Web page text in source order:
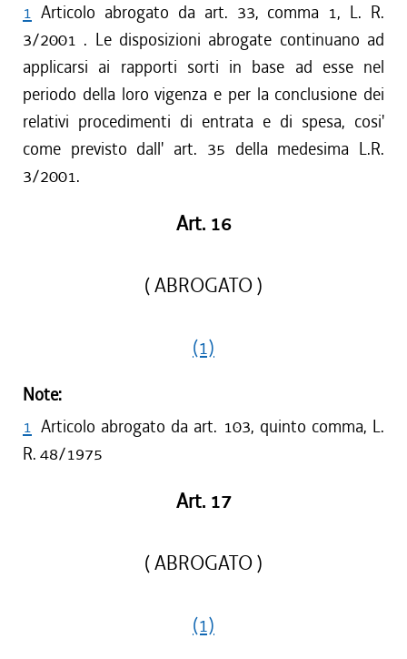
1 Articolo abrogato da art. 33, comma 1, L. R.
3/2001 . Le disposizioni abrogate continuano ad
applicarsi ai rapporti sorti in base ad esse nel
periodo della loro vigenza e per la conclusione dei
relativi procedimenti di entrata e di spesa, cosi'
come previsto dall' art. 35 della medesima L.R.
3/2001.
Art. 16
( ABROGATO )
(1)
Note:
1 Articolo abrogato da art. 103, quinto comma, L.
R. 48/1975
Art. 17
( ABROGATO )
(1)